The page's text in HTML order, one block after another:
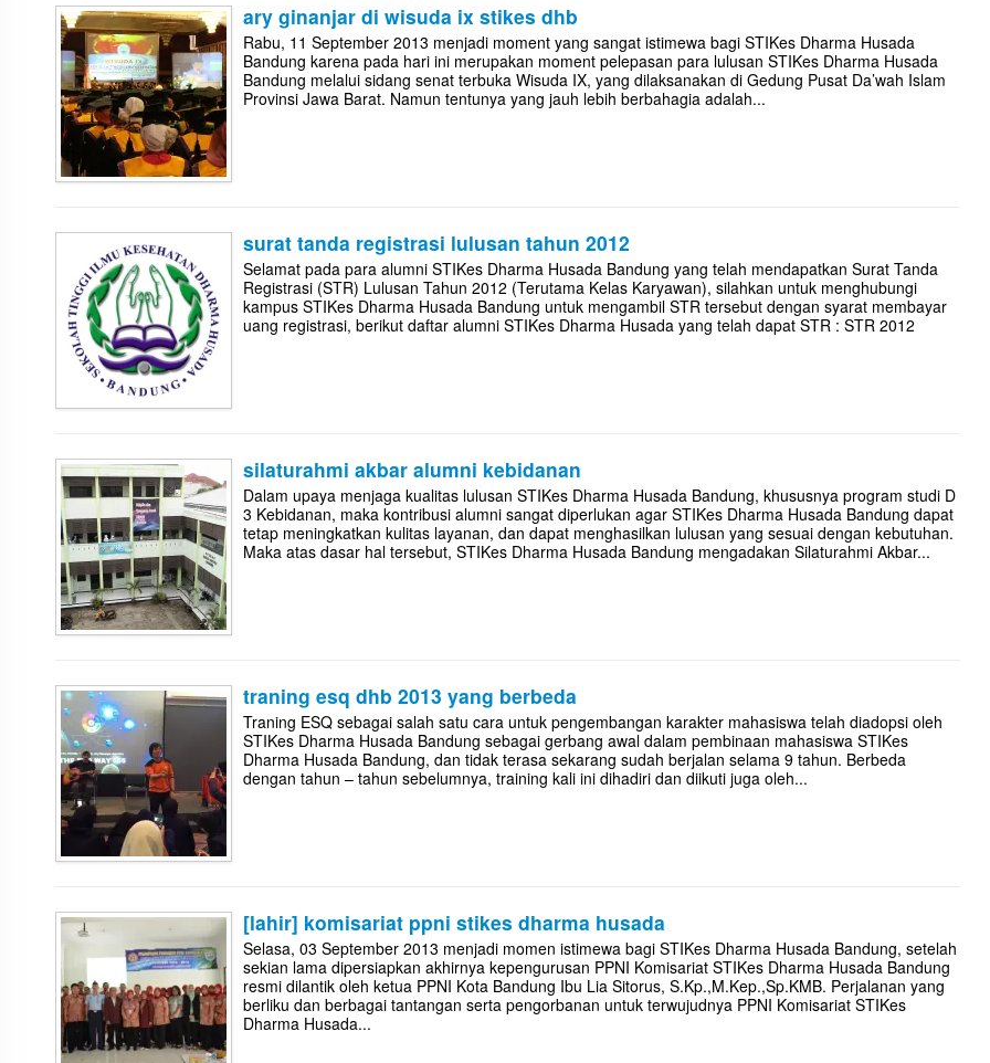
ary ginanjar di wisuda ix stikes dhb
Rabu, 11 September 2013 menjadi moment yang sangat istimewa bagi STIKes Dharma Husada
Bandung karena pada hari ini merupakan moment pelepasan para lulusan STIKes Dharma Husada
Bandung melalui sidang senat terbuka Wisuda IX, yang dilaksanakan di Gedung Pusat Da’wah Islam
Provinsi Jawa Barat. Namun tentunya yang jauh lebih berbahagia adalah...
surat tanda registrasi lulusan tahun 2012
Selamat pada para alumni STIKes Dharma Husada Bandung yang telah mendapatkan Surat Tanda
Registrasi (STR) Lulusan Tahun 2012 (Terutama Kelas Karyawan), silahkan untuk menghubungi
kampus STIKes Dharma Husada Bandung untuk mengambil STR tersebut dengan syarat membayar
uang registrasi, berikut daftar alumni STIKes Dharma Husada yang telah dapat STR : STR 2012
silaturahmi akbar alumni kebidanan
Dalam upaya menjaga kualitas lulusan STIKes Dharma Husada Bandung, khususnya program studi D
3 Kebidanan, maka kontribusi alumni sangat diperlukan agar STIKes Dharma Husada Bandung dapat
tetap meningkatkan kulitas layanan, dan dapat menghasilkan lulusan yang sesuai dengan kebutuhan.
Maka atas dasar hal tersebut, STIKes Dharma Husada Bandung mengadakan Silaturahmi Akbar...
traning esq dhb 2013 yang berbeda
Traning ESQ sebagai salah satu cara untuk pengembangan karakter mahasiswa telah diadopsi oleh
STIKes Dharma Husada Bandung sebagai gerbang awal dalam pembinaan mahasiswa STIKes
Dharma Husada Bandung, dan tidak terasa sekarang sudah berjalan selama 9 tahun. Berbeda
dengan tahun – tahun sebelumnya, training kali ini dihadiri dan diikuti juga oleh...
[lahir] komisariat ppni stikes dharma husada
Selasa, 03 September 2013 menjadi momen istimewa bagi STIKes Dharma Husada Bandung, setelah
sekian lama dipersiapkan akhirnya kepengurusan PPNI Komisariat STIKes Dharma Husada Bandung
resmi dilantik oleh ketua PPNI Kota Bandung Ibu Lia Sitorus, S.Kp.,M.Kep.,Sp.KMB. Perjalanan yang
berliku dan berbagai tantangan serta pengorbanan untuk terwujudnya PPNI Komisariat STIKes
Dharma Husada...